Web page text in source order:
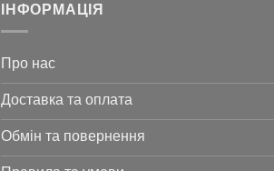
ІНФОРМАЦІЯ
Про нас
Доставка та оплата
Обмін та повернення